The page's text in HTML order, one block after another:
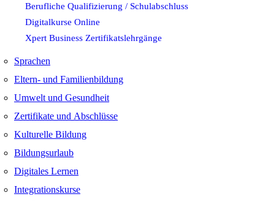
Berufliche Qualifizierung / Schulabschluss
Digitalkurse Online
Xpert Business Zertifikatslehrgänge
Sprachen
Eltern- und Familienbildung
Umwelt und Gesundheit
Zertifikate und Abschlüsse
Kulturelle Bildung
Bildungsurlaub
Digitales Lernen
Integrationskurse